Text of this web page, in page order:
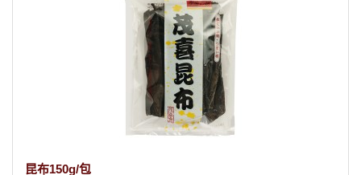
昆布150g/包